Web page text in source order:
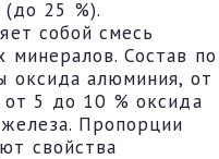
(до 25 %).
собой смесь
минералов. Состав по
оксида алюминия, от
5 до 10 % оксида
Пропорции
свойства